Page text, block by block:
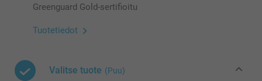
Greenguard Gold-sertifioitu
Tuotetiedot
Valitse tuote (Puu)